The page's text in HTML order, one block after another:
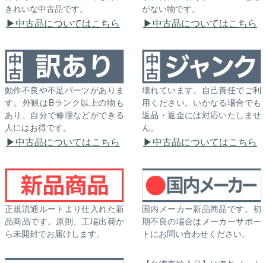
きれいな中古品です。
中古品についてはこちら
がない物です。
中古品についてはこちら
動作不良や不足パーツがありま
す。外観はBランク以上の物も
あり、自分で修理などができる
人にはお得です。
中古品についてはこちら
壊れています。自己責任でご利
用ください。いかなる場合でも
返品・返金には対応いたしませ
ん。
中古品についてはこちら
正規流通ルートより仕入れた新
品商品です。原則、工場出荷か
ら未開封でお届けします。
国内メーカー新品商品です。初
期不良の場合はメーカーサポー
トにお問い合わせください。